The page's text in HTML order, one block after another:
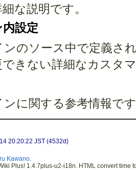
な説明です。
設定
ンのソース中で定義さ
できない詳細なカスタ
ンに関する参考情報で
20:20:22 JST (4532d)
Kawano
Plus! 1.4.7plus-u2-i18n. HTML convert time